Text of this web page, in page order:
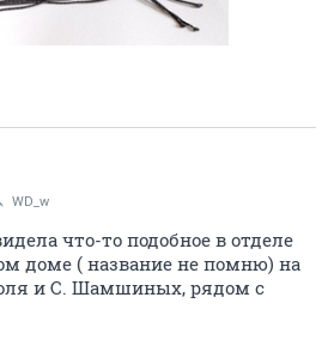
WD_w
что-то подобное в отделе
доме ( название не помню) на
и С. Шамшиных, рядом с